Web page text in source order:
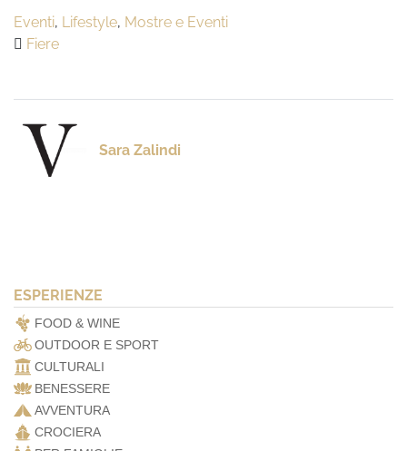
Eventi, Lifestyle, Mostre e Eventi
Fiere
Sara Zalindi
ESPERIENZE
FOOD & WINE
OUTDOOR E SPORT
CULTURALI
BENESSERE
AVVENTURA
CROCIERA